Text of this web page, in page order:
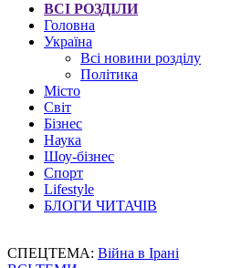
ВСІ РОЗДІЛИ
Головна
Україна
Всі новини розділу
Політика
Місто
Світ
Бізнес
Наука
Шоу-бізнес
Спорт
Lifestyle
БЛОГИ ЧИТАЧІВ
СПЕЦТЕМА: Війна в Ірані